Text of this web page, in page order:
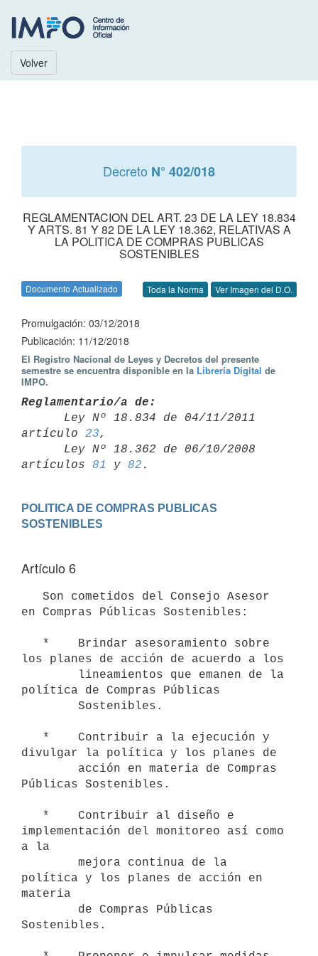
Volver
Decreto N° 402/018
REGLAMENTACION DEL ART. 23 DE LA LEY 18.834
Y ARTS. 81 Y 82 DE LA LEY 18.362, RELATIVAS A
LA POLITICA DE COMPRAS PUBLICAS
SOSTENIBLES
Documento Actualizado Toda la Norma Ver Imagen del D.O.
Promulgación: 03/12/2018
Publicación: 11/12/2018
El Registro Nacional de Leyes y Decretos del presente
semestre se encuentra disponible en la Librería Digital de
IMPO.
Reglamentario/a de:
artículo 23,
artículos 81 y 82
POLITICA DE COMPRAS PUBLICAS
Artículo 6
en Compras Públicas Sostenibles:
los planes de acción de acuerdo a los
política de Compras Públicas
divulgar la política y los planes de
Públicas Sostenibles.
implementación del monitoreo así como
a la
política y los planes de acción en
materia
Sostenibles.